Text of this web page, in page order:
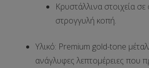
Κρυστάλλινα στοιχεία σε
στρογγυλή κοπή.
Υλικό: Premium gold-tone
ανάγλυφες λεπτομέρειες που